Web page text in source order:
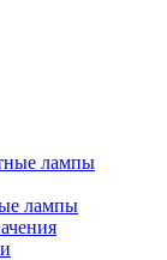
лампы
лампы